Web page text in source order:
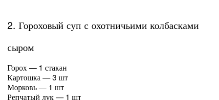
2. Гороховый суп с охотничьими колбасками
сыром
Горох — 1 стакан
Картошка — 3 шт
Морковь — 1 шт
Репчатый лук — 1 шт